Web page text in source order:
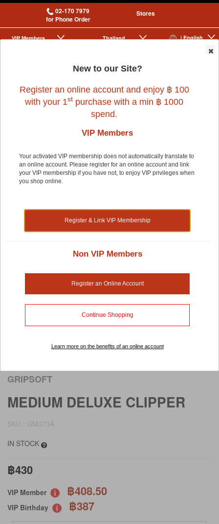
02-170 7979
for Phone Order
Stores
| English
Thailand
VIP Membership
|
GRIPSOFT
MEDIUM DELUXE CLIPPER
SKU : GM373A
IN STOCK
฿430
VIP Member ฿408.50
VIP Birthday ฿387
New to our Site?
Register an online account and enjoy ฿ 100
with your 1st purchase with a min ฿ 1000
spend.
VIP Members
Your activated VIP membership does not automatically translate to
an online account. Please register for an online account and link
your VIP membership if you have not, to enjoy VIP privileges when
you shop online.
Register & Link VIP Membership
Non VIP Members
Register an Online Account
Continue Shopping
Learn more on the benefits of an online account